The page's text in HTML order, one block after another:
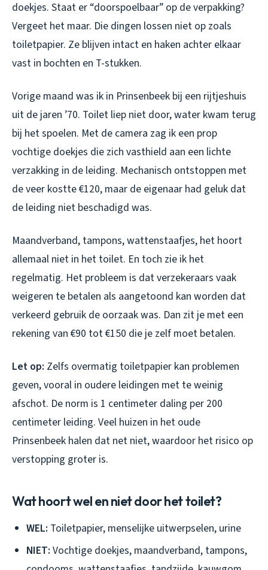
doekjes. Staat er “doorspoelbaar” op de verpakking?
Vergeet het maar. Die dingen lossen niet op zoals
toiletpapier. Ze blijven intact en haken achter elkaar
vast in bochten en T-stukken.
Vorige maand was ik in Prinsenbeek bij een rijtjeshuis
uit de jaren ’70. Toilet liep niet door, water kwam terug
bij het spoelen. Met de camera zag ik een prop
vochtige doekjes die zich vasthield aan een lichte
verzakking in de leiding. Mechanisch ontstoppen met
de veer kostte €120, maar de eigenaar had geluk dat
de leiding niet beschadigd was.
Maandverband, tampons, wattenstaafjes, het hoort
allemaal niet in het toilet. En toch zie ik het
regelmatig. Het probleem is dat verzekeraars vaak
weigeren te betalen als aangetoond kan worden dat
verkeerd gebruik de oorzaak was. Dan zit je met een
rekening van €90 tot €150 die je zelf moet betalen.
Let op: Zelfs overmatig toiletpapier kan problemen
geven, vooral in oudere leidingen met te weinig
afschot. De norm is 1 centimeter daling per 200
centimeter leiding. Veel huizen in het oude
Prinsenbeek halen dat net niet, waardoor het risico op
verstopping groter is.
Wat hoort wel en niet door het toilet?
WEL: Toiletpapier, menselijke uitwerpselen, urine
NIET: Vochtige doekjes, maandverband, tampons,